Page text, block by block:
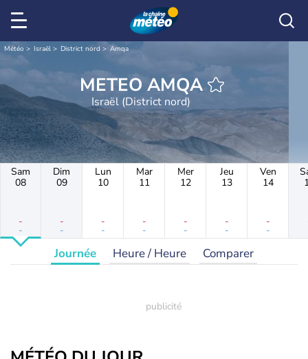
Météo Israël District nord Amqa
METEO AMQA
Israël (District nord)
Sam
08
-
-
Dim
09
-
-
Lun
10
-
-
Mar
11
-
-
Mer
12
-
-
Jeu
13
-
-
Ven
14
-
-
Journée Heure / Heure Comparer